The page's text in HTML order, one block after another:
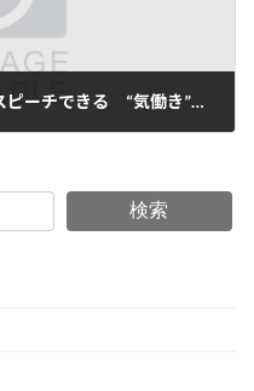
これであなたは“あがらない”でスピーチできる “気働き”コミュニケーション術22
検索